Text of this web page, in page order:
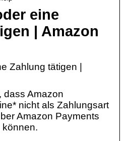
eine
| Amazon
Zahlung tätigen |
dass Amazon
nicht als Zahlungsart
Amazon Payments
können.